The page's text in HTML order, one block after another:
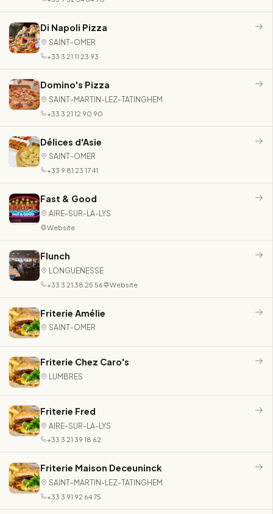
Di Napoli Pizza
SAINT-OMER
+33 3 21 11 23 93
Domino's Pizza
SAINT-MARTIN-LEZ-TATINGHEM
+33 3 21 12 90 90
Délices d'Asie
SAINT-OMER
+33 9 81 23 17 41
Fast & Good
AIRE-SUR-LA-LYS
Website
Flunch
LONGUENESSE
+33 3 21 38 25 56 Website
Friterie Amélie
SAINT-OMER
Friterie Chez Caro's
LUMBRES
Friterie Fred
AIRE-SUR-LA-LYS
+33 3 21 39 18 62
Friterie Maison Deceuninck
SAINT-MARTIN-LEZ-TATINGHEM
+33 3 91 92 64 75